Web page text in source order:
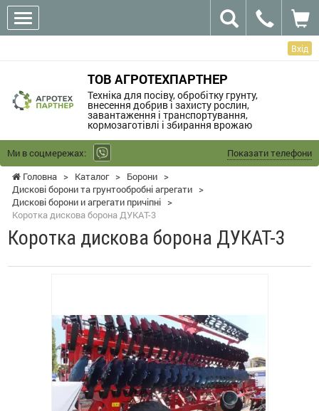
Вхід
ТОВ АГРОТЕХПАРТНЕР
Техніка для посіву, обробітку грунту,
внесення добрив і захисту рослин,
завантаження і транспортування,
кормозаготівлі і збирання врожаю
Ми в соцмережах:
Показати телефони
Головна > Каталог > Борони >
Дискові борони та грунтообробні агрегати >
Дискові борони и агрегати причіпні >
Коротка дискова борона ДУКАТ-3
Коротка дискова борона ДУКАТ-3